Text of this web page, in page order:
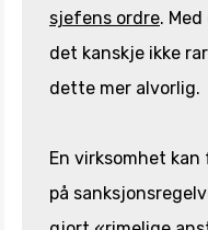
sjefens ordre.
det kanskje ikke
dette mer alvorlig.
En virksomhet
på